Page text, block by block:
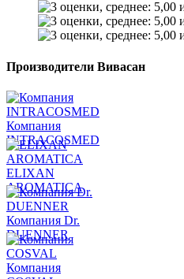
Производители Вивасан
Компания
INTRACOSMED
ELIXAN
AROMATICA
Компания Dr.
DUENNER
Компания